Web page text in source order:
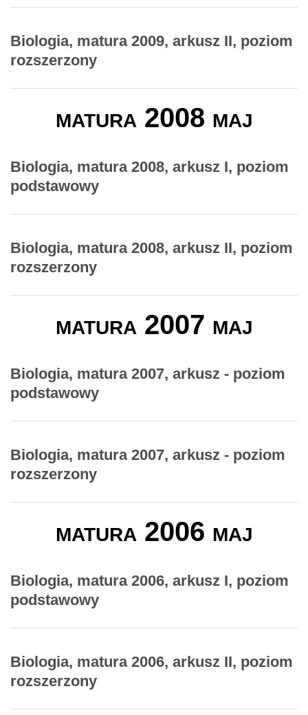
Biologia, matura 2009, arkusz II, poziom
rozszerzony
matura 2008 maj
Biologia, matura 2008, arkusz I, poziom
podstawowy
Biologia, matura 2008, arkusz II, poziom
rozszerzony
matura 2007 maj
Biologia, matura 2007, arkusz - poziom
podstawowy
Biologia, matura 2007, arkusz - poziom
rozszerzony
matura 2006 maj
Biologia, matura 2006, arkusz I, poziom
podstawowy
Biologia, matura 2006, arkusz II, poziom
rozszerzony